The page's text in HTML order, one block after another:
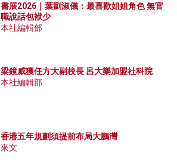
書展2026｜葉劉淑儀：最喜歡姐姐角色 無官
職說話包袱少
本社編輯部
梁鏡威獲任方大副校長 呂大樂加盟社科院
本社編輯部
香港五年規劃須提前布局大鵬灣
來文